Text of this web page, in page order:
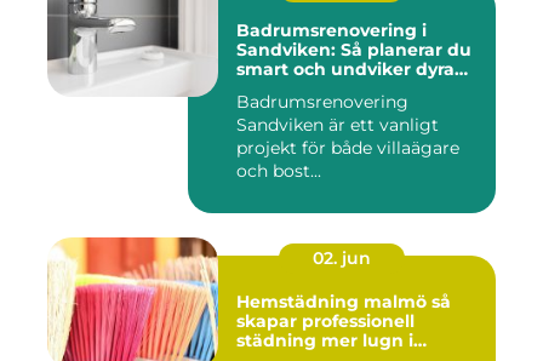
Badrumsrenovering i
Sandviken: Så planerar du
smart och undviker dyra
Badrumsrenovering
Sandviken är ett vanligt
projekt för både villaägare
och bost...
02. jun
Hemstädning malmö så
skapar professionell
städning mer lugn i